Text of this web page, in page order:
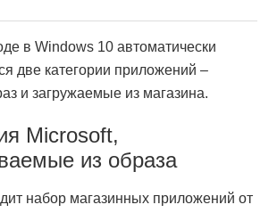
в Windows 10 автоматически
две категории приложений –
и загружаемые из магазина.
Microsoft,
из образа
набор магазинных приложений от